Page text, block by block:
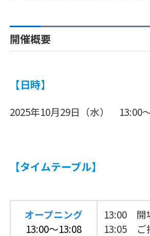
開催概要
【日時】
2025年10月29日（水） 13:00
【タイムテーブル】
オープニング
13:00～13:08
13:00 開
13:05 ご